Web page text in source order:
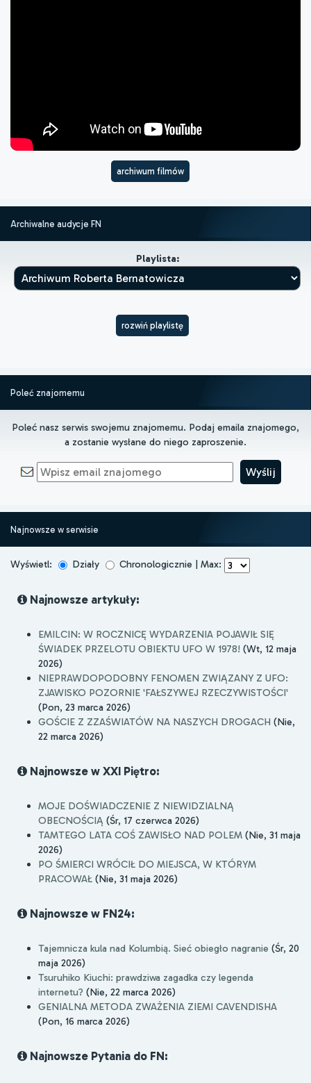
archiwum filmów
Archiwalne audycje FN
Playlista:
rozwiń playlistę
Poleć znajomemu
Poleć nasz serwis swojemu znajomemu. Podaj emaila znajomego,
a zostanie wysłane do niego zaproszenie.
Najnowsze w serwisie
Wyświetl: Działy Chronologicznie | Max:
Najnowsze artykuły:
EMILCIN: W ROCZNICĘ WYDARZENIA POJAWIŁ SIĘ
ŚWIADEK PRZELOTU OBIEKTU UFO W 1978! (Wt, 12 maja
2026)
NIEPRAWDOPODOBNY FENOMEN ZWIĄZANY Z UFO:
ZJAWISKO POZORNIE 'FAŁSZYWEJ RZECZYWISTOŚCI'
(Pon, 23 marca 2026)
GOŚCIE Z ZZAŚWIATÓW NA NASZYCH DROGACH (Nie,
22 marca 2026)
Najnowsze w XXI Piętro:
MOJE DOŚWIADCZENIE Z NIEWIDZIALNĄ
OBECNOŚCIĄ (Śr, 17 czerwca 2026)
TAMTEGO LATA COŚ ZAWISŁO NAD POLEM (Nie, 31 maja
2026)
PO ŚMIERCI WRÓCIŁ DO MIEJSCA, W KTÓRYM
PRACOWAŁ (Nie, 31 maja 2026)
Najnowsze w FN24:
Tajemnicza kula nad Kolumbią. Sieć obiegło nagranie (Śr, 20
maja 2026)
Tsuruhiko Kiuchi: prawdziwa zagadka czy legenda
internetu? (Nie, 22 marca 2026)
GENIALNA METODA ZWAŻENIA ZIEMI CAVENDISHA
(Pon, 16 marca 2026)
Najnowsze Pytania do FN: